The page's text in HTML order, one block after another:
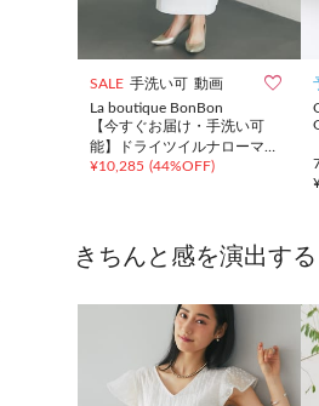
SALE 手洗い可 動画 
La boutique BonBon
【今すぐお届け・手洗い可
能】ドライツイルナローマキ
シスカート
¥10,285 (44%OFF)
きちんと感を演出す